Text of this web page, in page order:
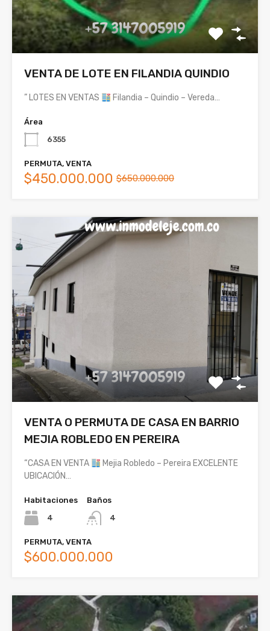
VENTA DE LOTE EN FILANDIA QUINDIO
” LOTES EN VENTAS Filandia – Quindio – Vereda…
Área
6355
PERMUTA, VENTA
$450.000.000 $650.000.000
VENTA O PERMUTA DE CASA EN BARRIO
MEJIA ROBLEDO EN PEREIRA
“CASA EN VENTA
Mejia Robledo – Pereira EXCELENTE
UBICACIÓN…
Habitaciones
4
Baños
4
PERMUTA, VENTA
$600.000.000